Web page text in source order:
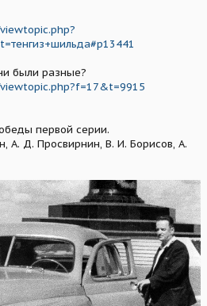
были разные?
первой серии.
А. Д. Просвирнин, В. И. Борисов, А.